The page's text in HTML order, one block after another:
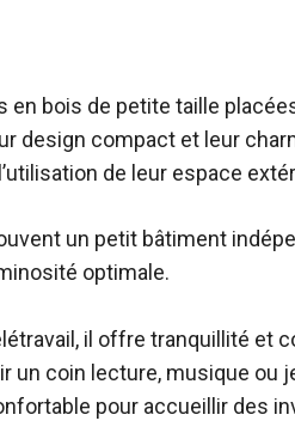
bois de petite taille
design compact et leur
de leur espace
un petit bâtiment
optimale.
il offre tranquillité et
un coin lecture, musique ou
pour accueillir des